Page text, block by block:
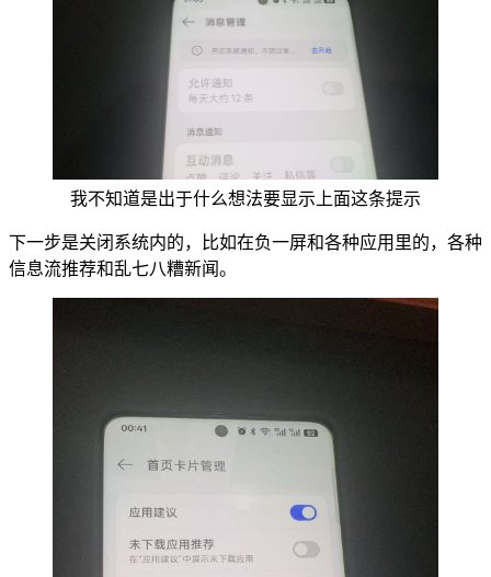
我不知道是出于什么想法要显示上面这条提示
下一步是关闭系统内的，比如在负一屏和各种应用里的，各种
信息流推荐和乱七八糟新闻。